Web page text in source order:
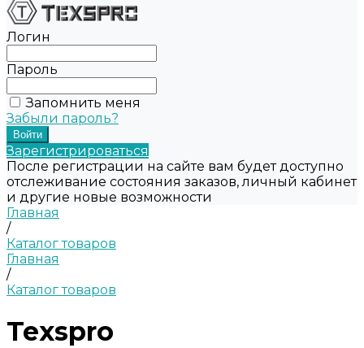
Логин
Пароль
Запомнить меня
Забыли пароль?
Зарегистрироваться
После регистрации на сайте вам будет доступно
отслеживание состояния заказов, личный кабинет
и другие новые возможности
Главная
/
Каталог товаров
Главная
/
Каталог товаров
Texspro